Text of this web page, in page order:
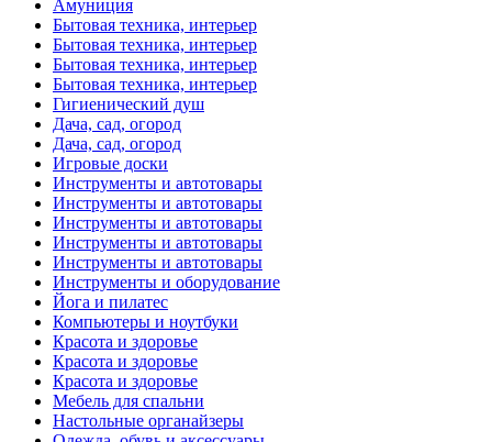
Амуниция
Бытовая техника, интерьер
Бытовая техника, интерьер
Бытовая техника, интерьер
Бытовая техника, интерьер
Гигиенический душ
Дача, сад, огород
Дача, сад, огород
Игровые доски
Инструменты и автотовары
Инструменты и автотовары
Инструменты и автотовары
Инструменты и автотовары
Инструменты и автотовары
Инструменты и оборудование
Йога и пилатес
Компьютеры и ноутбуки
Красота и здоровье
Красота и здоровье
Красота и здоровье
Мебель для спальни
Настольные органайзеры